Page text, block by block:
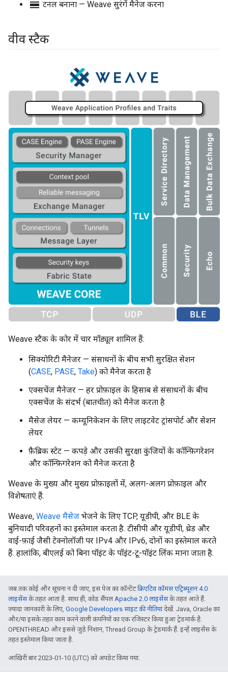
calendar_view_day टनल बनाना — Weave सुरंगें मैनेज करना
वीव स्टैक
Weave स्टैक के कोर में चार मॉड्यूल शामिल हैं:
सिक्योरिटी मैनेजर — संसाधनों के बीच सभी सुरक्षित सेशन
(CASE, PASE, Take) को मैनेज करता है
एक्सचेंज मैनेजर — हर प्रोफ़ाइल के हिसाब से संसाधनों के बीच
एक्सचेंज के संदर्भ (बातचीत) को मैनेज करता है
मैसेज लेयर — कम्यूनिकेशन के लिए लाइटवेट ट्रांसपोर्ट और सेशन
लेयर
फ़ैब्रिक स्टेट — कपड़े और उसकी सुरक्षा कुंजियों के कॉन्फ़िगरेशन
और कॉन्फ़िगरेशन को मैनेज करता है
Weave के मुख्य और मुख्य प्रोफ़ाइलों में, अलग-अलग प्रोफ़ाइल और
विशेषताएं हैं.
Weave, Weave मैसेज भेजने के लिए TCP, यूडीपी, और BLE के
बुनियादी परिवहनों का इस्तेमाल करता है. टीसीपी और यूडीपी, थ्रेड और
वाई-फ़ाई जैसी टेक्नोलॉजी पर IPv4 और IPv6, दोनों का इस्तेमाल करते
हैं. हालांकि, बीएलई को बिना पॉइंट के पॉइंट-टू-पॉइंट लिंक माना जाता है.
जब तक कोई और सूचना न दी जाए, इस पेज का कॉन्टेंटक्रिएटिव कॉमंस एट्रिब्यूशन 4.0
लाइसेंसके तहत आता है. साथ ही, कोड सैंपलApache 2.0 लाइसेंसके तहत आते हैं.
ज़्यादा जानकारी के लिए, Google Developers साइट की नीतियांदेखें. Java, Oracle का
और/या इसके तहत काम करने वाली कंपनियों का एक रजिस्टर किया हुआ ट्रेडमार्क है.
OPENTHREAD और इससे जुड़े निशान, Thread Group के ट्रेडमार्क हैं. इन्हें लाइसेंस के
तहत इस्तेमाल किया जाता है.
आखिरी बार 2023-01-10 (UTC) को अपडेट किया गया.